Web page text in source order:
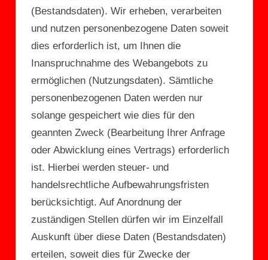
(Bestandsdaten). Wir erheben, verarbeiten
und nutzen personenbezogene Daten soweit
dies erforderlich ist, um Ihnen die
Inanspruchnahme des Webangebots zu
ermöglichen (Nutzungsdaten). Sämtliche
personenbezogenen Daten werden nur
solange gespeichert wie dies für den
geannten Zweck (Bearbeitung Ihrer Anfrage
oder Abwicklung eines Vertrags) erforderlich
ist. Hierbei werden steuer- und
handelsrechtliche Aufbewahrungsfristen
berücksichtigt. Auf Anordnung der
zuständigen Stellen dürfen wir im Einzelfall
Auskunft über diese Daten (Bestandsdaten)
erteilen, soweit dies für Zwecke der